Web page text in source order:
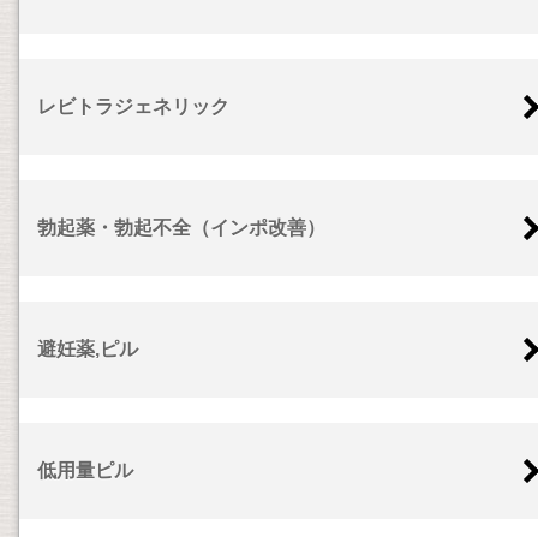
レビトラジェネリック
勃起薬・勃起不全（インポ改善）
避妊薬,ピル
低用量ピル